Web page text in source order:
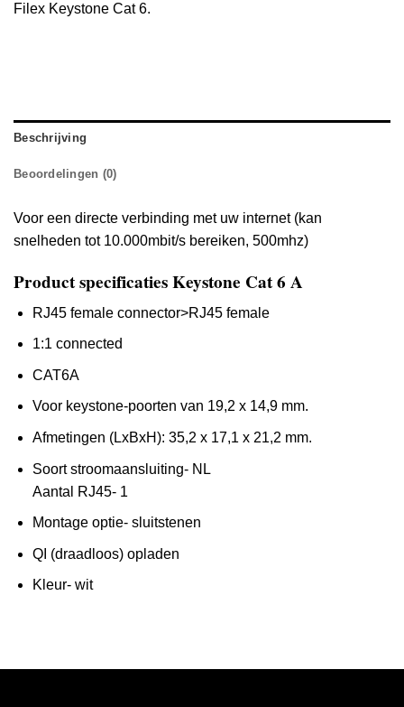
Filex Keystone Cat 6.
Beschrijving
Beoordelingen (0)
Voor een directe verbinding met uw internet (kan
snelheden tot 10.000mbit/s bereiken, 500mhz)
Product specificaties Keystone Cat 6 A
RJ45 female connector>RJ45 female
1:1 connected
CAT6A
Voor keystone-poorten van 19,2 x 14,9 mm.
Afmetingen (LxBxH): 35,2 x 17,1 x 21,2 mm.
Soort stroomaansluiting- NL
Aantal RJ45- 1
Montage optie- sluitstenen
QI (draadloos) opladen
Kleur- wit